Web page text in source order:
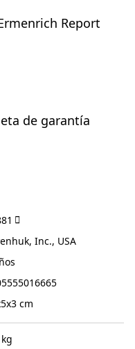
Report
de garantía
Inc., USA
cm